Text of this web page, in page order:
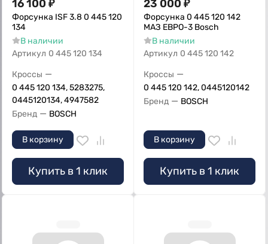
16 100 ₽
Форсунка ISF 3.8 0 445 120
134
В наличии
Артикул 0 445 120 134
Кроссы —
0 445 120 134, 5283275,
0445120134, 4947582
Бренд — BOSCH
В корзину
Купить в 1 клик
23 000 ₽
Форсунка 0 445 120 142
МАЗ ЕВРО-3 Bosch
В наличии
Артикул 0 445 120 142
Кроссы —
0 445 120 142, 0445120142
Бренд — BOSCH
В корзину
Купить в 1 клик